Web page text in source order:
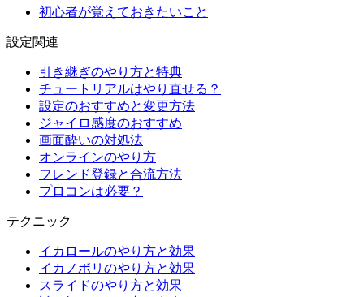
初心者が覚えておきたいこと
設定関連
引き継ぎのやり方と特典
チュートリアルはやり直せる？
設定のおすすめと変更方法
ジャイロ感度のおすすめ
画面酔いの対処法
オンラインのやり方
フレンド登録と合流方法
プロコンは必要？
テクニック
イカロールのやり方と効果
イカノボリのやり方と効果
スライドのやり方と効果